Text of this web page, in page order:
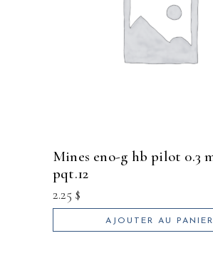
mines eno-g hb pilot 0.3 mm
pqt.12
2.25 $
AJOUTER AU PANIER